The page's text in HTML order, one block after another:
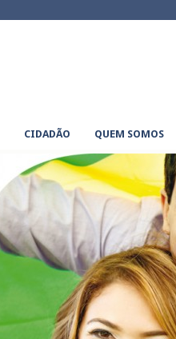
CIDADÃO QUEM SOMOS